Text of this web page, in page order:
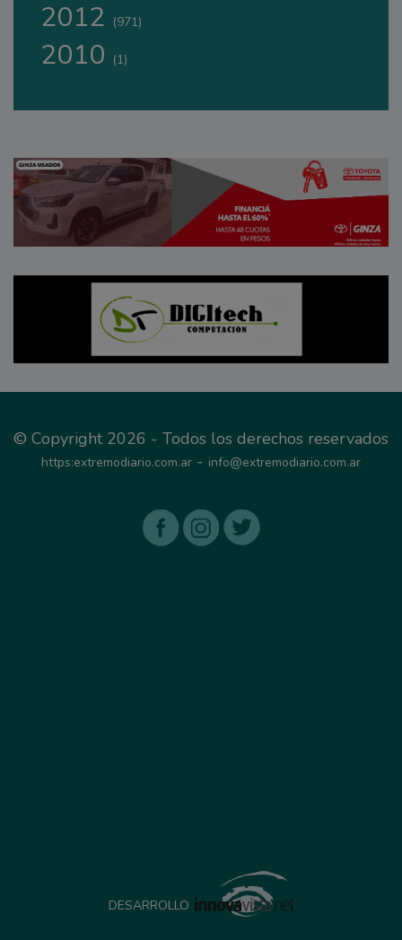
2012 (971)
2010 (1)
© Copyright 2026 - Todos los derechos reservados
https:extremodiario.com.ar - info@extremodiario.com.ar
DESARROLLO